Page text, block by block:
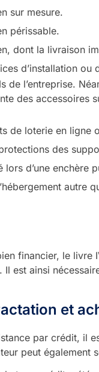
sur mesure.
périssable.
dont la livraison
d’installation ou
de l’entreprise.
des accessoires
de loterie en ligne
des
lors d’une enchère
autre
bien financier, le
est ainsi
et
par crédit, il
peut également